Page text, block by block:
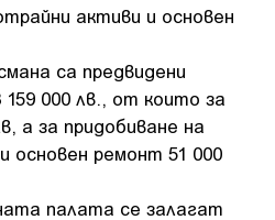
активи и основен
са предвидени
159 000 лв., от които за
а за придобиване на
основен ремонт 51 000
палата се залагат